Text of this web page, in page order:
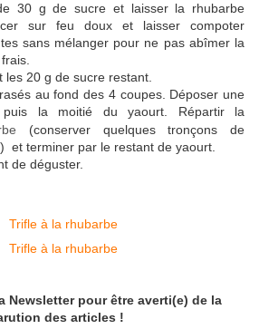
30 g de sucre et laisser la rhubarbe
sur feu doux et laisser compoter
sans mélanger pour ne pas abîmer la
20 g de sucre restant.
au fond des 4 coupes. Déposer une
puis la moitié du yaourt. Répartir la
(conserver quelques tronçons de
et terminer par le restant de yaourt.
de déguster.
Newsletter pour être averti(e) de la
des articles !